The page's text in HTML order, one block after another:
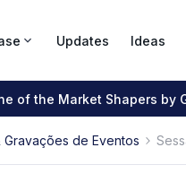
Updates Ideas
of the Market Shapers by
Gravações de Eventos